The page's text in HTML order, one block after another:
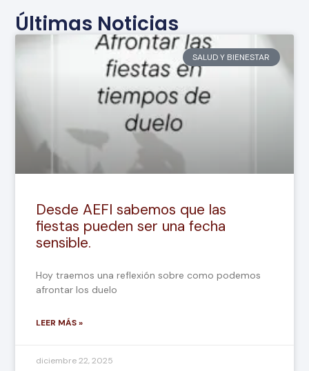
Últimas Noticias
SALUD Y BIENESTAR
Desde AEFI sabemos que las
fiestas pueden ser una fecha
sensible.
Hoy traemos una reflexión sobre como podemos
afrontar los duelo
LEER MÁS »
diciembre 22, 2025